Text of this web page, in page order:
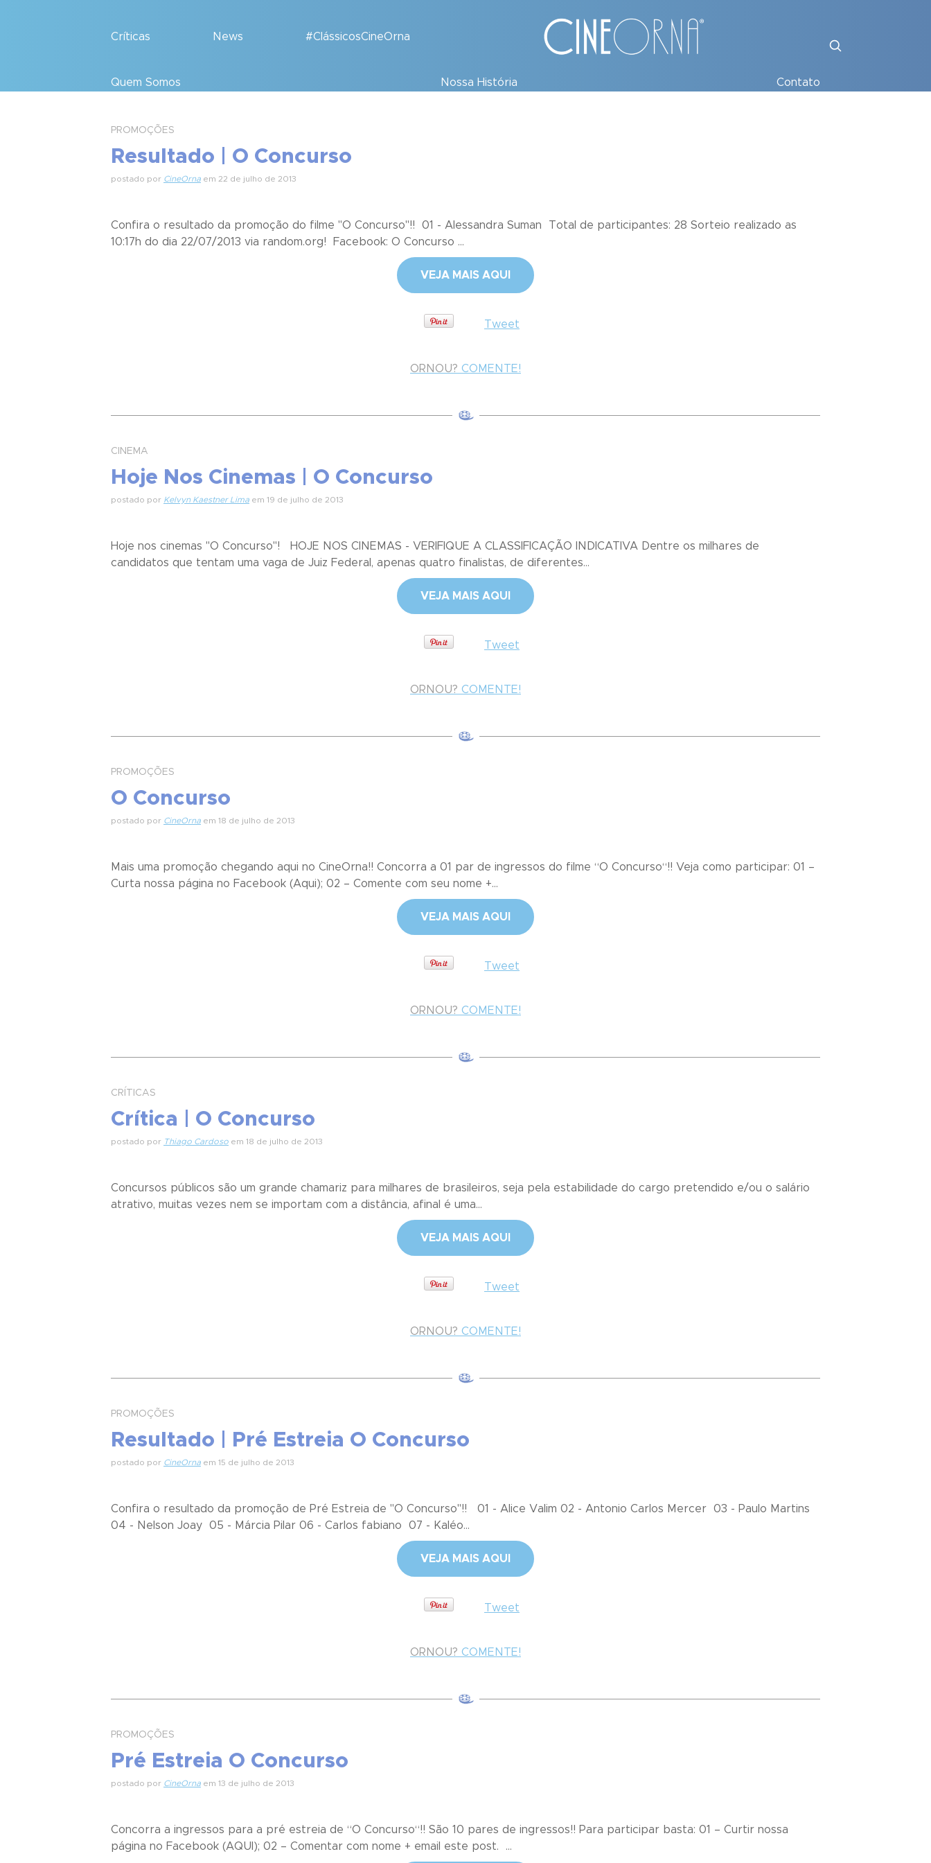
Críticas News #ClássicosCineOrna
Quem Somos Nossa História Contato
PROMOÇÕES
Resultado | O Concurso
postado por CineOrna em 22 de julho de 2013
Confira o resultado da promoção do filme "O Concurso"!! 01 - Alessandra Suman Total de participantes: 28 Sorteio realizado as
10:17h do dia 22/07/2013 via random.org! Facebook: O Concurso ...
VEJA MAIS AQUI
Tweet
ORNOU? COMENTE!
CINEMA
Hoje Nos Cinemas | O Concurso
postado por Kelvyn Kaestner Lima em 19 de julho de 2013
Hoje nos cinemas "O Concurso"! HOJE NOS CINEMAS - VERIFIQUE A CLASSIFICAÇÃO INDICATIVA Dentre os milhares de
candidatos que tentam uma vaga de Juiz Federal, apenas quatro finalistas, de diferentes...
VEJA MAIS AQUI
Tweet
ORNOU? COMENTE!
PROMOÇÕES
O Concurso
postado por CineOrna em 18 de julho de 2013
Mais uma promoção chegando aqui no CineOrna!! Concorra a 01 par de ingressos do filme “O Concurso“!! Veja como participar: 01 –
Curta nossa página no Facebook (Aqui); 02 – Comente com seu nome +...
VEJA MAIS AQUI
Tweet
ORNOU? COMENTE!
CRÍTICAS
Crítica | O Concurso
postado por Thiago Cardoso em 18 de julho de 2013
Concursos públicos são um grande chamariz para milhares de brasileiros, seja pela estabilidade do cargo pretendido e/ou o salário
atrativo, muitas vezes nem se importam com a distância, afinal é uma...
VEJA MAIS AQUI
Tweet
ORNOU? COMENTE!
PROMOÇÕES
Resultado | Pré Estreia O Concurso
postado por CineOrna em 15 de julho de 2013
Confira o resultado da promoção de Pré Estreia de "O Concurso"!! 01 - Alice Valim 02 - Antonio Carlos Mercer 03 - Paulo Martins
04 - Nelson Joay 05 - Márcia Pilar 06 - Carlos fabiano 07 - Kaléo...
VEJA MAIS AQUI
Tweet
ORNOU? COMENTE!
PROMOÇÕES
Pré Estreia O Concurso
postado por CineOrna em 13 de julho de 2013
Concorra a ingressos para a pré estreia de “O Concurso“!! São 10 pares de ingressos!! Para participar basta: 01 – Curtir nossa
página no Facebook (AQUI); 02 – Comentar com nome + email este post. ...